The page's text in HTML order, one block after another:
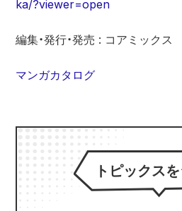
ka/?viewer=open
編集・発行・発売 : コアミックス
マンガカタログ
トピックス